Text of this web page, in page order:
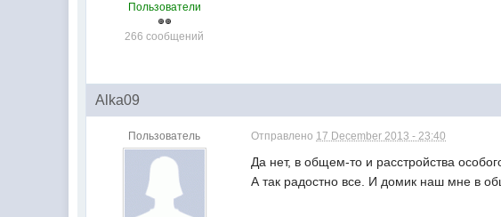
Пользователи
266 сообщений
Alka09
Пользователь Отправлено 17 December 2013 - 23:40
Да нет, в общем-то и расстройства
А так радостно все. И домик наш мне в